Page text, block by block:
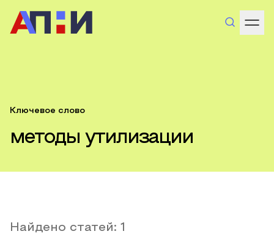
Ключевое слово
методы утилизации
Найдено статей: 1